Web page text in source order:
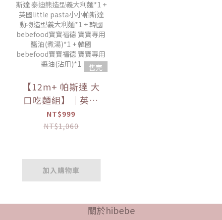
售完
【12m+ 帕斯達 大
口吃麵組】｜英國
little pasta小小帕
斯達 泰迪熊造型義
斯達 動物造型義大
利麵*1 + 韓國
寶寶專用醬油(煮
NT$999
NT$1,060
加入購物車
關於hibebe